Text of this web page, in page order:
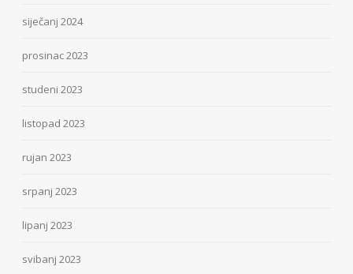
siječanj 2024
prosinac 2023
studeni 2023
listopad 2023
rujan 2023
srpanj 2023
lipanj 2023
svibanj 2023